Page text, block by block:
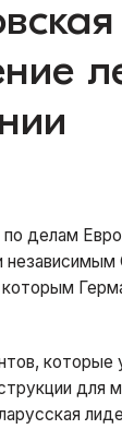
делам
которым
которые
для